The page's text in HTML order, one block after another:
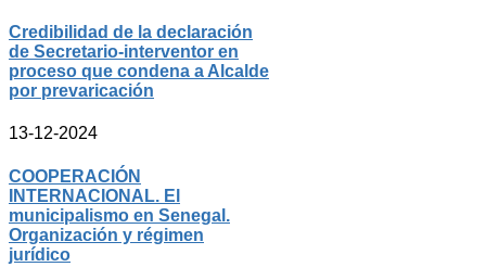
Credibilidad de la declaración
de Secretario-interventor en
proceso que condena a Alcalde
por prevaricación
13-12-2024
COOPERACIÓN
INTERNACIONAL. El
municipalismo en Senegal.
Organización y régimen
jurídico